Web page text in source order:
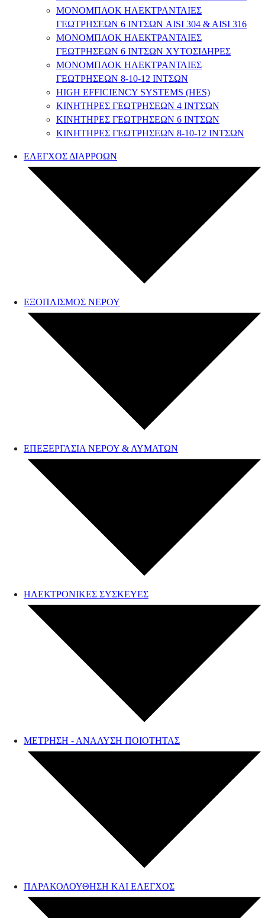
ΜΟΝΟΜΠΛΟΚ ΗΛΕΚΤΡΑΝΤΛΙΕΣ
ΓΕΩΤΡΗΣΕΩΝ 6 ΙΝΤΣΩΝ AISI 304 & AISI 316
ΜΟΝΟΜΠΛΟΚ ΗΛΕΚΤΡΑΝΤΛΙΕΣ
ΓΕΩΤΡΗΣΕΩΝ 6 ΙΝΤΣΩΝ ΧΥΤΟΣΙΔΗΡΕΣ
ΜΟΝΟΜΠΛΟΚ ΗΛΕΚΤΡΑΝΤΛΙΕΣ
ΓΕΩΤΡΗΣΕΩΝ 8-10-12 ΙΝΤΣΩΝ
HIGH EFFICIENCY SYSTEMS (HES)
ΚΙΝΗΤΗΡΕΣ ΓΕΩΤΡΗΣΕΩΝ 4 ΙΝΤΣΩΝ
ΚΙΝΗΤΗΡΕΣ ΓΕΩΤΡΗΣΕΩΝ 6 ΙΝΤΣΩΝ
ΚΙΝΗΤΗΡΕΣ ΓΕΩΤΡΗΣΕΩΝ 8-10-12 ΙΝΤΣΩΝ
ΕΛΕΓΧΟΣ ΔΙΑΡΡΟΩΝ
ΕΞΟΠΛΙΣΜΟΣ ΝΕΡΟΥ
ΕΠΕΞΕΡΓΑΣΙΑ ΝΕΡΟΥ & ΛΥΜΑΤΩΝ
ΗΛΕΚΤΡΟΝΙΚΕΣ ΣΥΣΚΕΥΕΣ
ΜΕΤΡΗΣΗ - ΑΝΑΛΥΣΗ ΠΟΙΟΤΗΤΑΣ
ΠΑΡΑΚΟΛΟΥΘΗΣΗ ΚΑΙ ΕΛΕΓΧΟΣ